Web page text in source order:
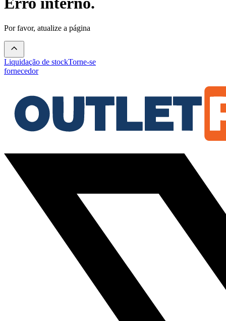
Por favor, atualize a página
Liquidação de stockTorne-se
fornecedor